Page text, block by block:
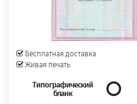
Бесплатная доставка
Живая печать
Типографический
бланк